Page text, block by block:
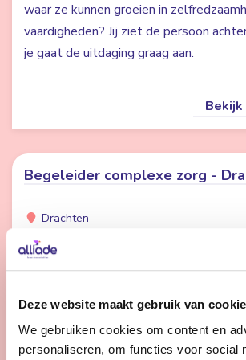
Deze website maakt gebruik van
We gebruiken cookies om content en
personaliseren, om functies voor social
waar ze kunnen groeien in
vaardigheden? Jij ziet de persoon
je gaat de uitdaging graag aan.
Bekijk
Begeleider complexe zorg -
Drachten
Zin in een echte uitdaging en wil jij
wil jij met jouw deskundigheid en
cliënten een waardevolle dag te